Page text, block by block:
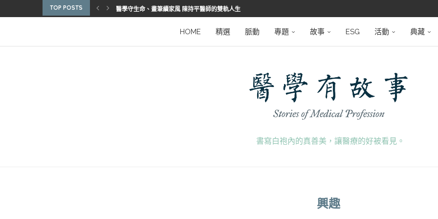
TOP POSTS 醫學守生命、畫筆續家風 陳持平醫師的雙軌人生
2025優秀護理人員表揚 看見疫後醫護堅韌
從臨床到國際舞台 江秉穎醫師的睡眠醫學之路
陳曾基院長：從紅榜少年到偏鄉醫院守望者
臺灣腦健康協會學術研討會 腦疾權威重磅登場
HOME 精選 脈動 專題 故事 ESG 活動 典藏
書寫白袍內的真善美，讓醫療的好被看見。
興趣